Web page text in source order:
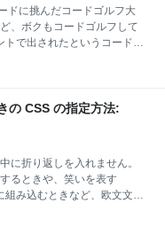
ドに挑んだコードゴルフ大
、ボクもコードゴルフして
で出されたというコードゴ
方針 出力が複数行にわたる
なってしまいます。 そこ
まいましょう。行ごとにで
分 方針が決まれば早速コ
記を使いましたが、とりあ
の CSS の指定方法:
に折り返しを入れません。
るときや、笑いを表す
み込むときなど、欧文文字
でしょうか。 2013 年 6 月時